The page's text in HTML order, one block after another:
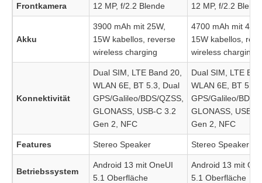
Frontkamera 12 MP, f/2.2 Blende 12 MP, f/2.2
Akku
3900 mAh mit 25W,
15W kabellos, reverse
wireless charging
4700 mAh mit
15W kabellos,
wireless charging
Konnektivität
Dual SIM, LTE Band 20,
WLAN 6E, BT 5.3, Dual
GPS/Galileo/BDS/QZSS,
GLONASS, USB-C 3.2
Gen 2, NFC
Dual SIM, LTE
WLAN 6E, BT 5.3,
GPS/Galileo/BDS/
GLONASS, USB-
Gen 2, NFC
Features Stereo Speaker Stereo Speaker
Betriebssystem
Android 13 mit OneUI
5.1 Oberfläche
Android 13 mit
5.1 Oberfläche